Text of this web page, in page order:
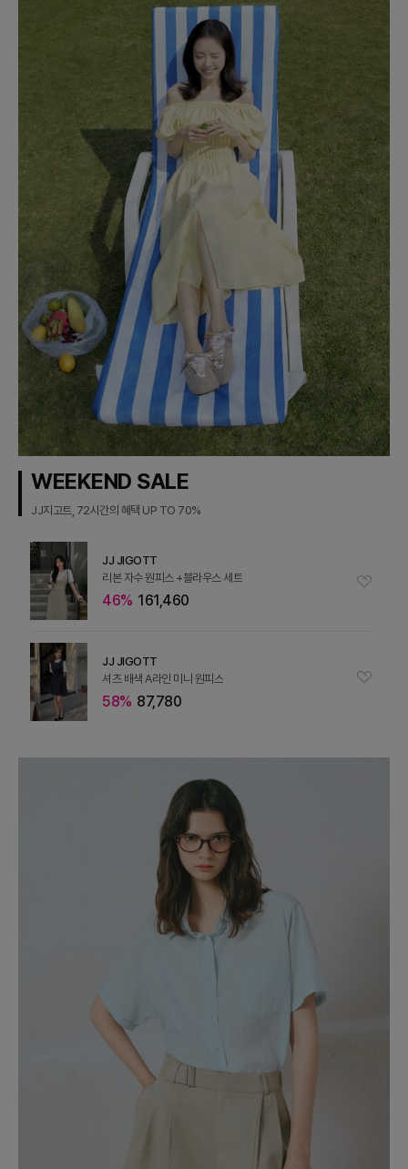
WEEKEND SALE
JJ지고트, 72시간의 혜택 UP TO 70%
JJ JIGOTT
리본 자수 원피스 +블라우스 세트
46% 161,460
JJ JIGOTT
셔츠 배색 A라인 미니 원피스
58% 87,780